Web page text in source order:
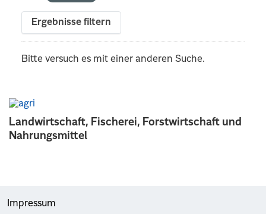
Landwirtschaft, Fischerei, Forstwirtschaft und
Nahrungsmittel
Ergebnisse filtern
Bitte versuch es mit einer anderen Suche.
Impressum